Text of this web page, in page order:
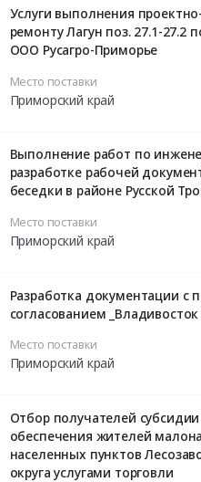
Услуги выполнения
ремонту Лагун поз. 27.1-
ООО Русагро-Приморье
Место поставки
Приморский край
Выполнение работ по
разработке рабочей
беседки в районе Русской
Место поставки
Приморский край
Разработка документации с
согласованием _Владивосток
Место поставки
Приморский край
Отбор получателей
обеспечения жителей
населенных пунктов
округа услугами торговли